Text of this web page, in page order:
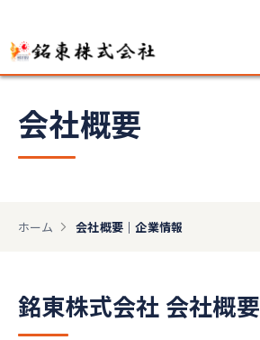
会社概要
ホーム 会社概要｜企業情報
銘東株式会社 会社概要